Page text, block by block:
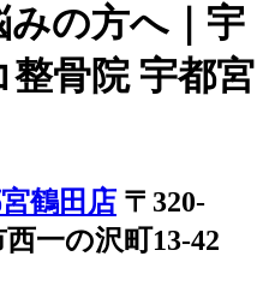
の方へ｜宇
骨院 宇都宮
〒320-
一の沢町13-42